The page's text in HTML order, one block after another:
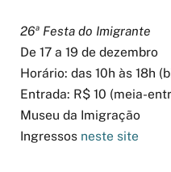
26ª Festa do Imigrante
De 17 a 19 de dezembro
Horário: das 10h às 18h
Entrada: R$ 10 (meia-
Museu da Imigração
Ingressos neste site